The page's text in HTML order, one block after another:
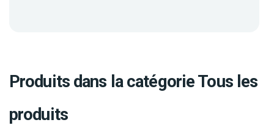
Produits dans la catégorie Tous les
produits